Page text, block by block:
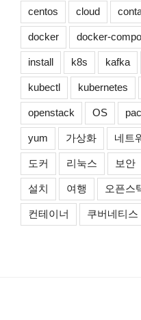
centos cloud
docker docker-
install k8s kafka
kubectl kubernetes
openstack OS
yum 가상화 네트
도커 리눅스 보안
설치 여행 오픈스
컨테이너 쿠버네티스